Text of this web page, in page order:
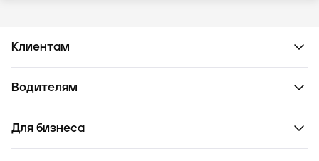
Клиентам
Водителям
Для бизнеса